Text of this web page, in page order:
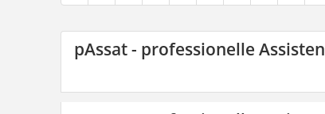
pAssat - professionelle